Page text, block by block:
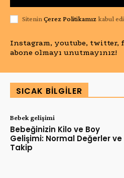
Sitenin Çerez Politikamızkabul
Instagram, youtube, twitter,
abone olmayı unutmayınız!
SICAK BILGILER
Bebek gelişimi
Bebeğinizin Kilo ve Boy
Gelişimi: Normal Değerler ve
Takip